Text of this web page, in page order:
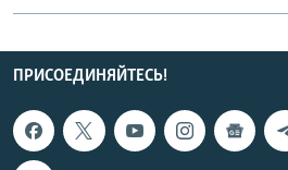
ПРИСОЕДИНЯЙТЕСЬ!